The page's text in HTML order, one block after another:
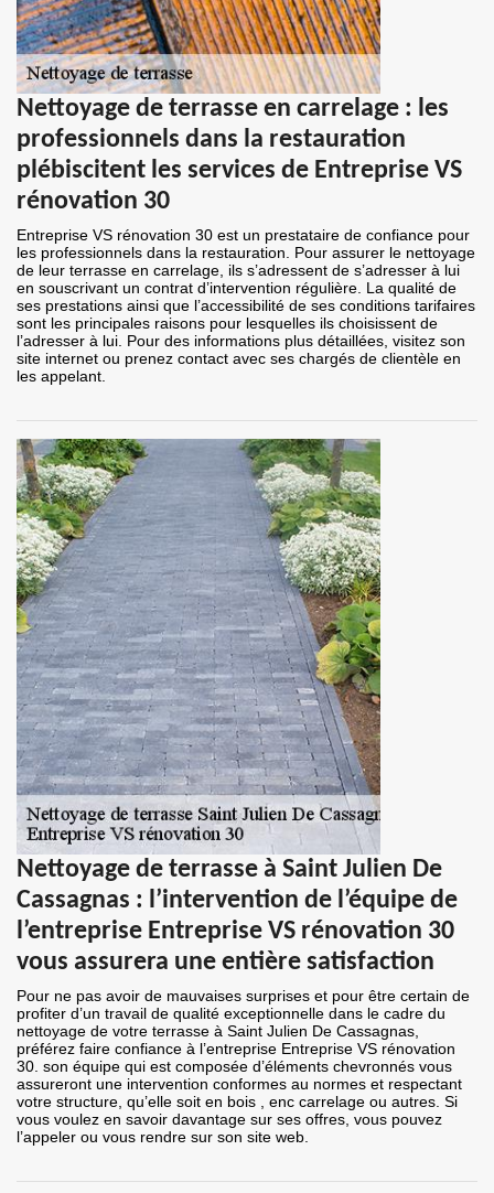
Nettoyage de terrasse en carrelage : les
professionnels dans la restauration
plébiscitent les services de Entreprise VS
rénovation 30
Entreprise VS rénovation 30 est un prestataire de confiance pour
les professionnels dans la restauration. Pour assurer le nettoyage
de leur terrasse en carrelage, ils s’adressent de s’adresser à lui
en souscrivant un contrat d’intervention régulière. La qualité de
ses prestations ainsi que l’accessibilité de ses conditions tarifaires
sont les principales raisons pour lesquelles ils choisissent de
l’adresser à lui. Pour des informations plus détaillées, visitez son
site internet ou prenez contact avec ses chargés de clientèle en
les appelant.
Nettoyage de terrasse à Saint Julien De
Cassagnas : l’intervention de l’équipe de
l’entreprise Entreprise VS rénovation 30
vous assurera une entière satisfaction
Pour ne pas avoir de mauvaises surprises et pour être certain de
profiter d’un travail de qualité exceptionnelle dans le cadre du
nettoyage de votre terrasse à Saint Julien De Cassagnas,
préférez faire confiance à l’entreprise Entreprise VS rénovation
30. son équipe qui est composée d’éléments chevronnés vous
assureront une intervention conformes au normes et respectant
votre structure, qu’elle soit en bois , enc carrelage ou autres. Si
vous voulez en savoir davantage sur ses offres, vous pouvez
l’appeler ou vous rendre sur son site web.